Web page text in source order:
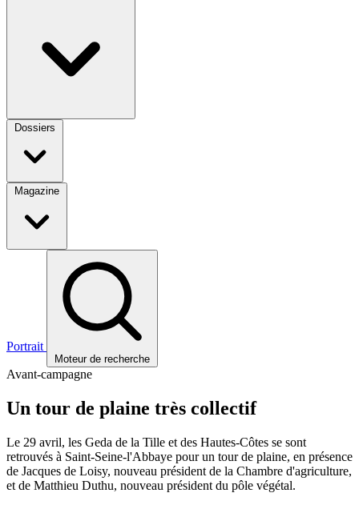
Dossiers
Magazine
Portrait
Moteur de recherche
Avant-campagne
Un tour de plaine très collectif
Le 29 avril, les Geda de la Tille et des Hautes-Côtes se sont
retrouvés à Saint-Seine-l'Abbaye pour un tour de plaine, en présence
de Jacques de Loisy, nouveau président de la Chambre d'agriculture,
et de Matthieu Duthu, nouveau président du pôle végétal.